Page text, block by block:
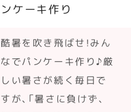
ンケーキ作り
酷暑を吹き飛ばせ！みん
なでパンケーキ作り♪厳
しい暑さが続く毎日で
すが、「暑さに負けず、